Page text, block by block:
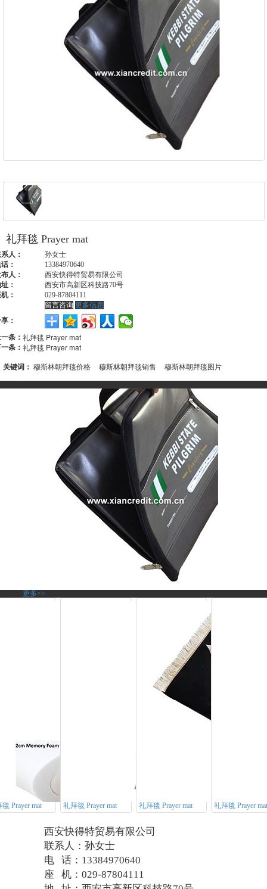
礼拜毯 Prayer mat
人：
孙女士
：
13384970640
人：
西安快得特贸易有限公司
：
西安市高新区科技路70号
：
029-87804111
留言咨询 更多信息
：
条： 礼拜毯 Prayer mat
条： 礼拜毯 Prayer mat
关键词： 穆斯林朝拜毯价格 穆斯林朝拜毯销售 穆斯林朝拜毯图片
更多>>
Prayer mat 礼拜毯 Prayer mat 礼拜毯 Prayer mat 礼拜毯 Prayer mat
西安快得特贸易有限公司
联系人：孙女士
电 话：13384970640
座 机：029-87804111